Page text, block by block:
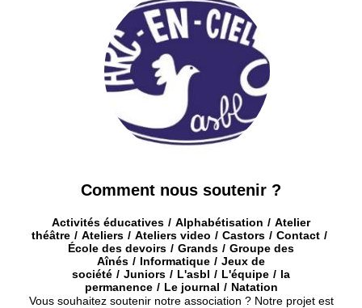
Comment nous soutenir ?
Activités éducatives Alphabétisation
Atelier
théâtre
Ateliers Ateliers video Castors
Contact
École des devoirs
Grands
Groupe des
Aînés
Informatique
Jeux de
société
Juniors L'asbl L'équipe
la
permanence
Le journal
Natation
Vous souhaitez soutenir notre association ? Notre projet est